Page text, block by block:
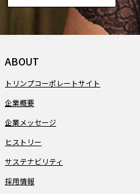
ABOUT
トリンプコーポレートサイト
企業概要
企業メッセージ
ヒストリー
サステナビリティ
採用情報